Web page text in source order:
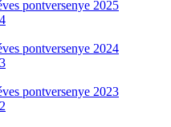
pontversenye 2025
pontversenye 2024
pontversenye 2023